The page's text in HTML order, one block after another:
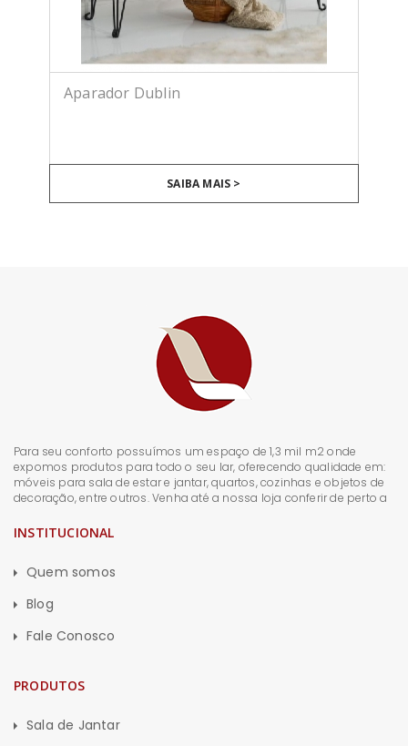
Aparador Dublin
SAIBA MAIS >
Para seu conforto possuímos um espaço de 1,3 mil m2 onde
expomos produtos para todo o seu lar, oferecendo qualidade em:
móveis para sala de estar e jantar, quartos, cozinhas e objetos de
decoração, entre outros. Venha até a nossa loja conferir de perto a
INSTITUCIONAL
Quem somos
Blog
Fale Conosco
PRODUTOS
Sala de Jantar